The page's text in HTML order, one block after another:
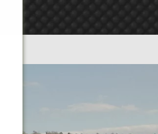
Alternative: